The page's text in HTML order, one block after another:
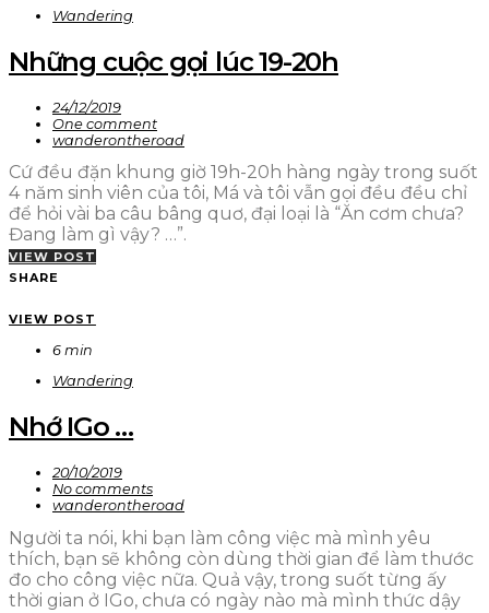
Wandering
Những cuộc gọi lúc 19-20h
24/12/2019
One comment
wanderontheroad
Cứ đều đặn khung giờ 19h-20h hàng ngày trong suốt
4 năm sinh viên của tôi, Má và tôi vẫn gọi đều đều chỉ
để hỏi vài ba câu bâng quơ, đại loại là “Ăn cơm chưa?
Đang làm gì vậy? …”.
VIEW POST
SHARE
VIEW POST
6 min
Wandering
Nhớ IGo …
20/10/2019
No comments
wanderontheroad
Người ta nói, khi bạn làm công việc mà mình yêu
thích, bạn sẽ không còn dùng thời gian để làm thước
đo cho công việc nữa. Quả vậy, trong suốt từng ấy
thời gian ở IGo, chưa có ngày nào mà mình thức dậy